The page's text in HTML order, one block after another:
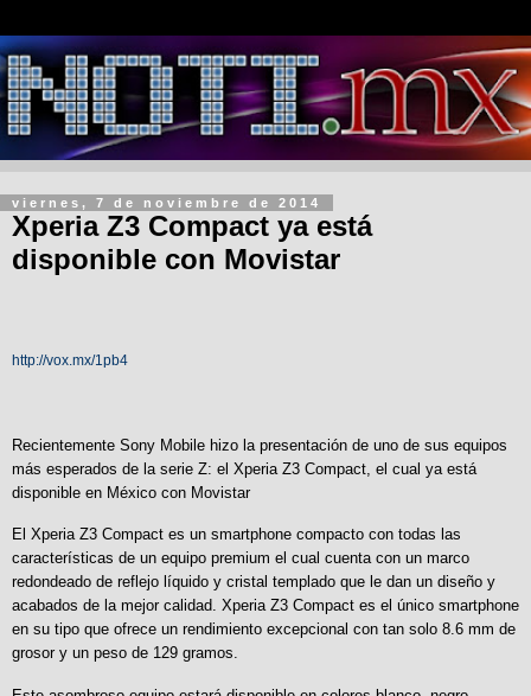
viernes, 7 de noviembre de 2014
Xperia Z3 Compact ya está
disponible con Movistar
http://vox.mx/1pb4
Recientemente Sony Mobile hizo la presentación de uno de sus equipos
más esperados de la serie Z: el Xperia Z3 Compact, el cual ya está
disponible en México con Movistar
El Xperia Z3 Compact es un smartphone compacto con todas las
características de un equipo premium el cual cuenta con un marco
redondeado de reflejo líquido y cristal templado que le dan un diseño y
acabados de la mejor calidad. Xperia Z3 Compact es el único smartphone
en su tipo que ofrece un rendimiento excepcional con tan solo 8.6 mm de
grosor y un peso de 129 gramos.